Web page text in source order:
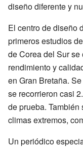
diseño diferente y
El centro de diseño
primeros estudios
de Corea del Sur
rendimiento y
en Gran Bretaña.
se recorrieron casi
de prueba.
climas extremos,
Un periódico